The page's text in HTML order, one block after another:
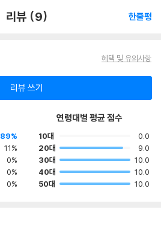
리뷰 (9) 한줄평
혜택 및 유의사항
리뷰 쓰기
89%
11%
0%
0%
0%
연령대별 평균 점수
10대
0.0
20대
9.0
30대
10.0
40대
10.0
50대
10.0